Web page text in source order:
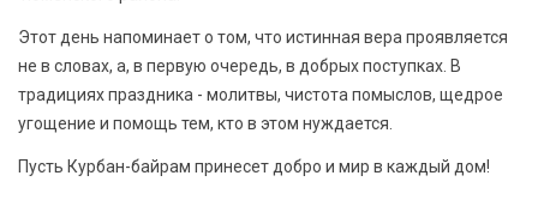
АРХИВ PDF
Этот день напоминает о том, что истинная вера проявляется
не в словах, а, в первую очередь, в добрых поступках. В
традициях праздника - молитвы, чистота помыслов, щедрое
угощение и помощь тем, кто в этом нуждается.
Пусть Курбан-байрам принесет добро и мир в каждый дом!